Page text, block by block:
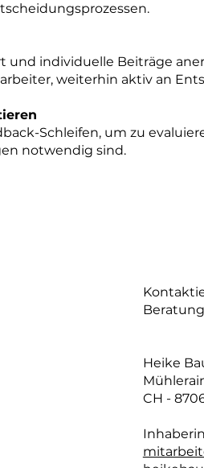
und individuelle Beiträge
weiterhin aktiv an
Schleifen, um zu
notwendig sind.
Heike
CH -